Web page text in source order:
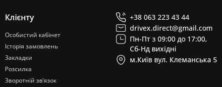
Клієнту
Особистий кабінет
Історія замовлень
Закладки
Розсилка
Зворотній зв’язок
+38 063 223 43 44
drivex.direct@gmail.com
Пн-Пт з 09:00 до 17:00,
Сб-Нд вихідні
м.Київ вул. Клеманська 5